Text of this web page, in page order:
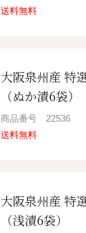
送料無料
大阪泉州産 特
（ぬか漬6袋）
商品番号 22536
送料無料
大阪泉州産 特
（浅漬6袋）